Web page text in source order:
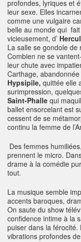
profondes, lyriques et
leur sexe. Elles
comme une vulgaire
belle au monde qui
vicieusement, d’
La salle se gondole de
Combien ne se
leur chute avec
Carthage,
Hypsipile, quittée elle
surimpression,
Saint-Phalle qui
ballet ensorcelant est
cessent de se
continu la femme de
Des femmes
prennent le micro.
drame à la comédie
tout.
La musique semble
accents baroques,
On saute du show
confidence intime à la
puiser dans la férocité.
vibrations profondes